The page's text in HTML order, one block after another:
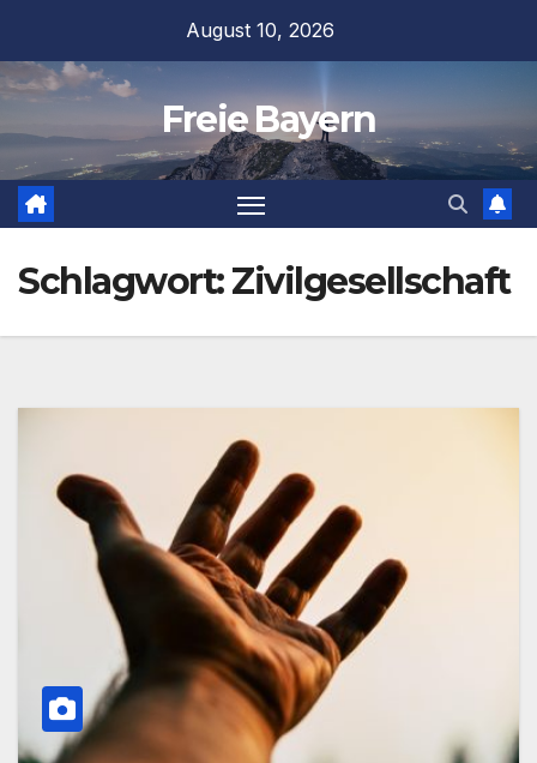
springen
August 10, 2026
Freie Bayern
Schlagwort:Zivilgesellschaft